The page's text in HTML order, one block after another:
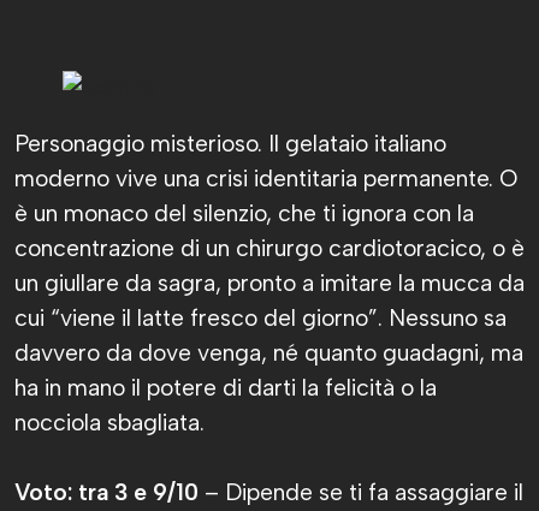
Personaggio misterioso. Il gelataio italiano
moderno vive una crisi identitaria permanente. O
è un monaco del silenzio, che ti ignora con la
concentrazione di un chirurgo cardiotoracico, o è
un giullare da sagra, pronto a imitare la mucca da
cui “viene il latte fresco del giorno”. Nessuno sa
davvero da dove venga, né quanto guadagni, ma
ha in mano il potere di darti la felicità o la
nocciola sbagliata.
Voto: tra 3 e 9/10 – Dipende se ti fa assaggiare il